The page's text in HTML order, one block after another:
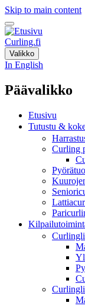
Skip to main content
Curling.fi
Valikko
In English
Päävalikko
Etusivu
Tutustu &
Curling